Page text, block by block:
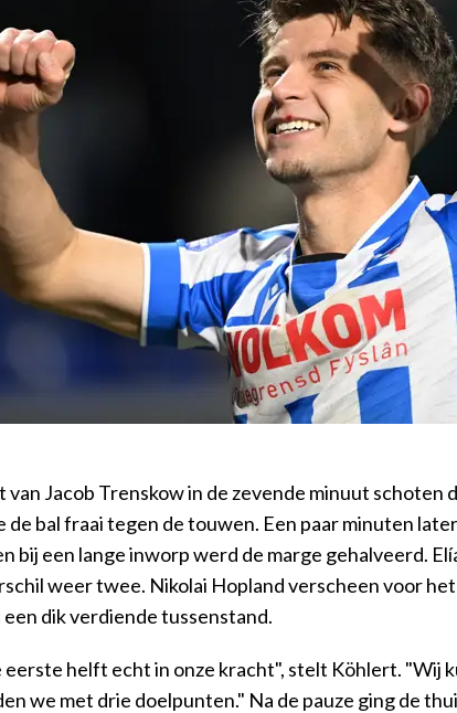
van Jacob Trenskow in de zevende minuut
de bal fraai tegen de touwen. Een paar minuten
bij een lange inworp werd de marge gehalveerd.
weer twee. Nikolai Hopland verscheen voor
dik verdiende tussenstand.
eerste helft echt in onze kracht", stelt Köhlert. "Wij
we met drie doelpunten." Na de pauze ging de